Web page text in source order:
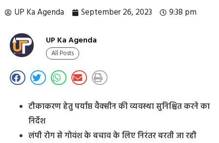
UP Ka Agenda September 26, 2023 9:38 pm
UP Ka Agenda
All Posts
टीकाकरण हेतु पर्याप्त वैक्सीन की व्यवस्था सुनिश्चित करने का
निर्देश
लंपी रोग से गोवंश के बचाव के लिए निरंतर बरती जा रही